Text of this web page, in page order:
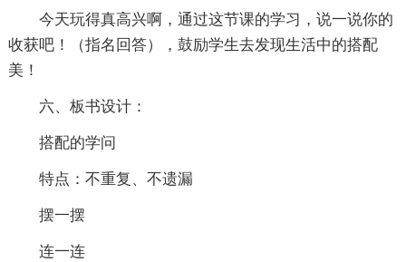
今天玩得真高兴啊，通过这节课的学习，说一说你的
收获吧！（指名回答），鼓励学生去发现生活中的搭配
美！
六、板书设计：
搭配的学问
特点：不重复、不遗漏
摆一摆
连一连